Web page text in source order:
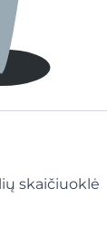
skaičiuoklė